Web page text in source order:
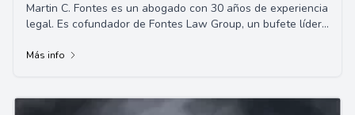
Martin C. Fontes es un abogado con 30 años de experiencia
legal. Es cofundador de Fontes Law Group, un bufete líder
Más info